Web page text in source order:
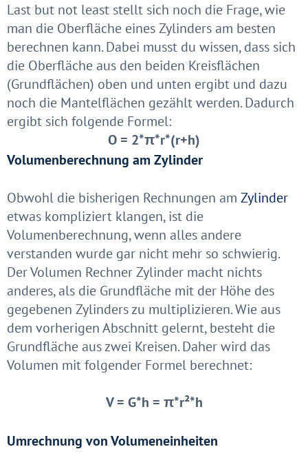
Last but not least stellt sich noch die Frage, wie
man die Oberfläche eines Zylinders am besten
berechnen kann. Dabei musst du wissen, dass sich
die Oberfläche aus den beiden Kreisflächen
(Grundflächen) oben und unten ergibt und dazu
noch die Mantelflächen gezählt werden. Dadurch
ergibt sich folgende Formel:
O = 2*π*r*(r+h)
Volumenberechnung am Zylinder
Obwohl die bisherigen Rechnungen am Zylinder
etwas kompliziert klangen, ist die
Volumenberechnung, wenn alles andere
verstanden wurde gar nicht mehr so schwierig.
Der Volumen Rechner Zylinder macht nichts
anderes, als die Grundfläche mit der Höhe des
gegebenen Zylinders zu multiplizieren. Wie aus
dem vorherigen Abschnitt gelernt, besteht die
Grundfläche aus zwei Kreisen. Daher wird das
Volumen mit folgender Formel berechnet:
V = G*h = π*r²*h
Umrechnung von Volumeneinheiten